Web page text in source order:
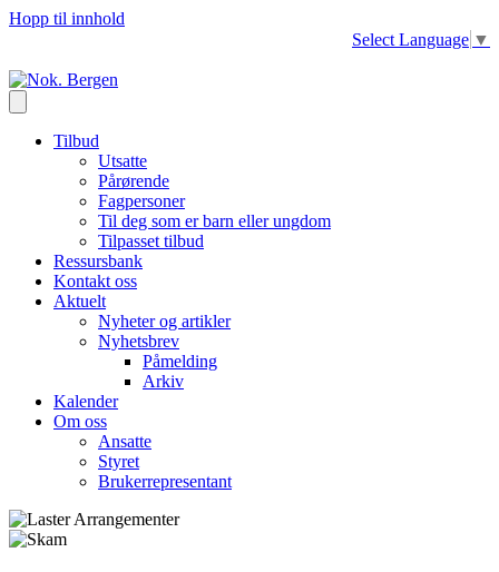
Hopp til innhold
Select Language ▼
Tilbud
Utsatte
Pårørende
Fagpersoner
Til deg som er barn eller ungdom
Tilpasset tilbud
Ressursbank
Kontakt oss
Aktuelt
Nyheter og artikler
Nyhetsbrev
Påmelding
Arkiv
Kalender
Om oss
Ansatte
Styret
Brukerrepresentant